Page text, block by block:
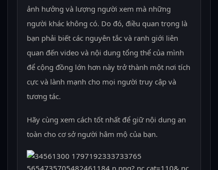
ảnh hưởng và lượng người xem mà những
người khác không có. Do đó, điều quan trọng là
bạn phải biết các nguyên tắc và ranh giới liên
quan đến video và nội dung tổng thể của mình
để cộng đồng lớn hơn này trở thành một nơi tích
cực và lành mạnh cho mọi người truy cập và
tương tác.
Hãy cùng xem cách tốt nhất để giữ nội dung an
toàn cho cơ sở người hâm mộ của bạn.